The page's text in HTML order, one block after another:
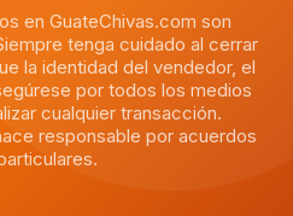
en GuateChivas.com son
tenga cuidado al cerrar
la identidad del vendedor, el
por todos los medios
cualquier transacción.
responsable por acuerdos